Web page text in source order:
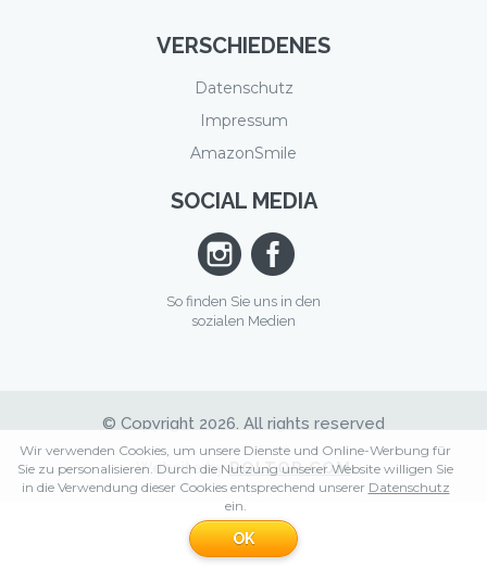
VERSCHIEDENES
Datenschutz
Impressum
AmazonSmile
SOCIAL MEDIA
So finden Sie uns in den
sozialen Medien
© Copyright 2026. All rights reserved
Website byPOLTOR.COM
Wir verwenden Cookies, um unsere Dienste und Online-Werbung für
Sie zu personalisieren. Durch die Nutzung unserer Website willigen Sie
in die Verwendung dieser Cookies entsprechend unserer Datenschutz
ein.
OK